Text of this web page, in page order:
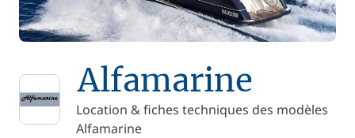
Alfamarine
Location & fiches techniques des modèles
Alfamarine